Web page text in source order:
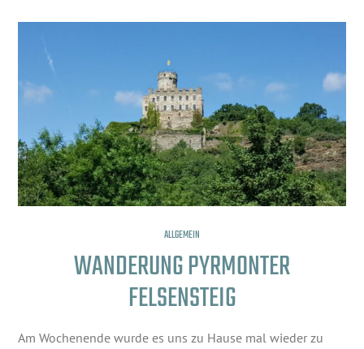
ALLGEMEIN
WANDERUNG PYRMONTER
FELSENSTEIG
Am Wochenende wurde es uns zu Hause mal wieder zu